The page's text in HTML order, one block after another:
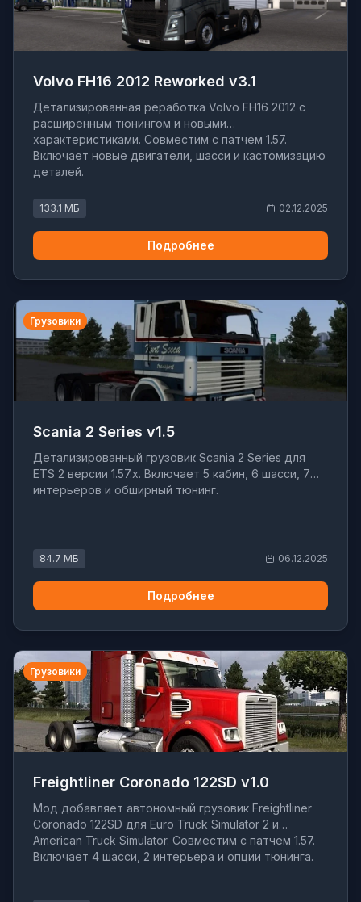
Volvo FH16 2012 Reworked v3.1
Детализированная реработка Volvo FH16 2012 с
расширенным тюнингом и новыми
характеристиками. Совместим с патчем 1.57.
Включает новые двигатели, шасси и кастомизацию
деталей.
133.1 МБ 02.12.2025
Подробнее
Грузовики
Scania 2 Series v1.5
Детализированный грузовик Scania 2 Series для
ETS 2 версии 1.57.x. Включает 5 кабин, 6 шасси, 7
интерьеров и обширный тюнинг.
84.7 МБ 06.12.2025
Подробнее
Грузовики
Freightliner Coronado 122SD v1.0
Мод добавляет автономный грузовик Freightliner
Coronado 122SD для Euro Truck Simulator 2 и
American Truck Simulator. Совместим с патчем 1.57.
Включает 4 шасси, 2 интерьера и опции тюнинга.